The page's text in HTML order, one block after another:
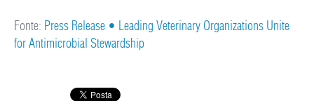
Fonte: Press Release • Leading Veterinary Organizations Unite
for Antimicrobial Stewardship